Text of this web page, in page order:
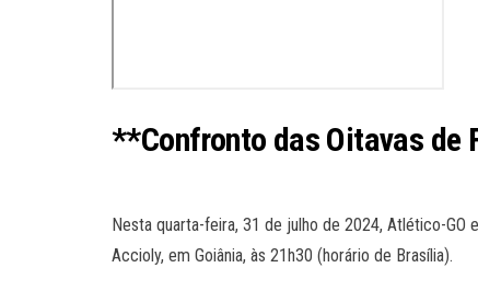
**Confronto das Oitavas de
Nesta quarta-feira, 31 de julho de 2024, Atlético-GO
Accioly, em Goiânia, às 21h30 (horário de Brasília).